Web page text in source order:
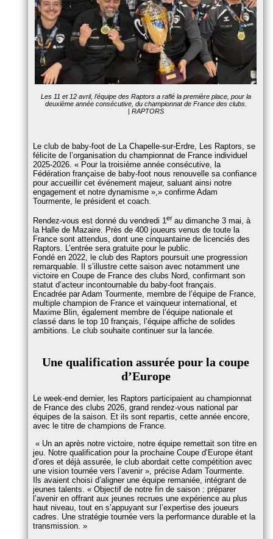
Les 11 et 12 avril, l’équipe des Raptors a raflé la première place, pour la
deuxième année consécutive, du championnat de France des clubs.
| RAPTORS
Le club de baby-foot de La Chapelle-sur-Erdre, Les Raptors, se
félicite de l’organisation du championnat de France individuel
2025-2026.
Pour la troisième année consécutive, la
Fédération française de baby-foot nous renouvelle sa confiance
pour accueillir cet événement majeur, saluant ainsi notre
engagement et notre dynamisme »,
confirme Adam
Tourmente, le président et coach.
Rendez-vous est donné du vendredi 1er au dimanche 3 mai, à
la Halle de Mazaire. Près de 400 joueurs venus de toute la
France sont attendus, dont une cinquantaine de licenciés des
Raptors. L’entrée sera gratuite pour le public.
Fondé en 2022, le club des Raptors poursuit une progression
remarquable. Il s’illustre cette saison avec notamment une
victoire en Coupe de France des clubs Nord, confirmant son
statut d’acteur incontournable du baby-foot français.
Encadrée par Adam Tourmente, membre de l’équipe de France,
multiple champion de France et vainqueur international, et
Maxime Blin, également membre de l’équipe nationale et
classé dans le top 10 français, l’équipe affiche de solides
ambitions. Le club souhaite continuer sur la lancée.
Une qualification assurée pour la coupe
d’Europe
Le week-end dernier, les Raptors participaient au championnat
de France des clubs 2026, grand rendez-vous national par
équipes de la saison. Et ils sont repartis, cette année encore,
avec le titre de champions de France.
Un an après notre victoire, notre équipe remettait son titre en
jeu. Notre qualification pour la prochaine Coupe d’Europe étant
d’ores et déjà assurée, le club abordait cette compétition avec
une vision tournée vers l’avenir
, précise Adam Tourmente.
Ils avaient choisi d’aligner une équipe remaniée, intégrant de
jeunes talents.
Objectif de notre fin de saison : préparer
l’avenir en offrant aux jeunes recrues une expérience au plus
haut niveau, tout en s’appuyant sur l’expertise des joueurs
cadres. Une stratégie tournée vers la performance durable et la
transmission.